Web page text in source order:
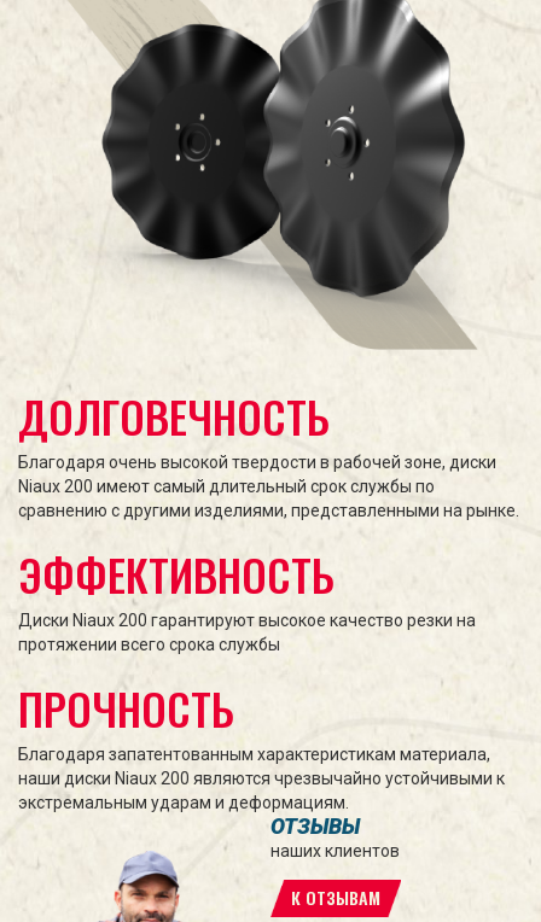
ДОЛГОВЕЧНОСТЬ
Благодаря очень высокой твердости в рабочей зоне, диски
Niaux 200 имеют самый длительный срок службы по
сравнению с другими изделиями, представленными на рынке.
ЭФФЕКТИВНОСТЬ
Диски Niaux 200 гарантируют высокое качество резки на
протяжении всего срока службы
ПРОЧНОСТЬ
Благодаря запатентованным характеристикам материала,
наши диски Niaux 200 являются чрезвычайно устойчивыми к
экстремальным ударам и деформациям.
ОТЗЫВЫ
наших клиентов
К ОТЗЫВАМ